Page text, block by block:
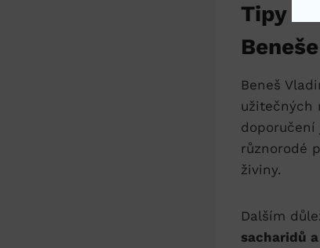
Tipy
Beneš
užitečných
doporučení
různorodé
živiny.
Dalším
sacharidů